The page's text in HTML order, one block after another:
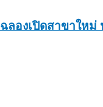
ฉลองเปิดสาขาใหม่